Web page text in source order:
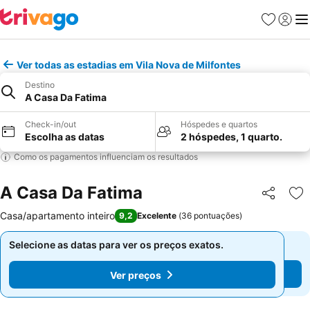
Favoritos
Iniciar
Ver todas as estadias em Vila Nova de Milfontes
Destino
A Casa Da Fatima
Check-in/out
Escolha as datas
Hóspedes e quartos
2 hóspedes, 1 quarto.
Como os pagamentos influenciam os resultados
A Casa Da Fatima Partilhar
Casa/apartamento inteiro 9,2 Excelente (36 pontuações)
Selecione as datas para ver os preços exatos.
Ver preços
Selecione as datas para ver os preços exatos.
Ver preços